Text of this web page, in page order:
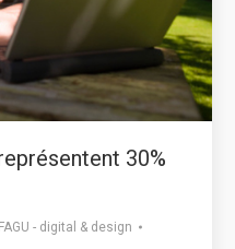
30%
- digital & design